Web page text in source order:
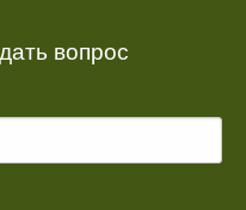
вопрос